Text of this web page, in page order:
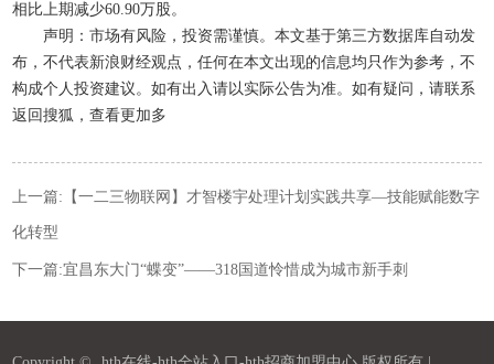
相比上期减少60.90万股。
声明：市场有风险，投资需谨慎。本文基于第三方数据库自动发
布，不代表新浪财经观点，任何在本文出现的信息均只作为参考，不
构成个人投资建议。如有出入请以实际公告为准。如有疑问，请联系
返回搜狐，查看更加多
上一篇: 【一二三物联网】才智楼宇处理计划实践共享—技能赋能数字
化转型
下一篇:宜昌东大门“蝶变”——318国道怜惜成为城市新手刺